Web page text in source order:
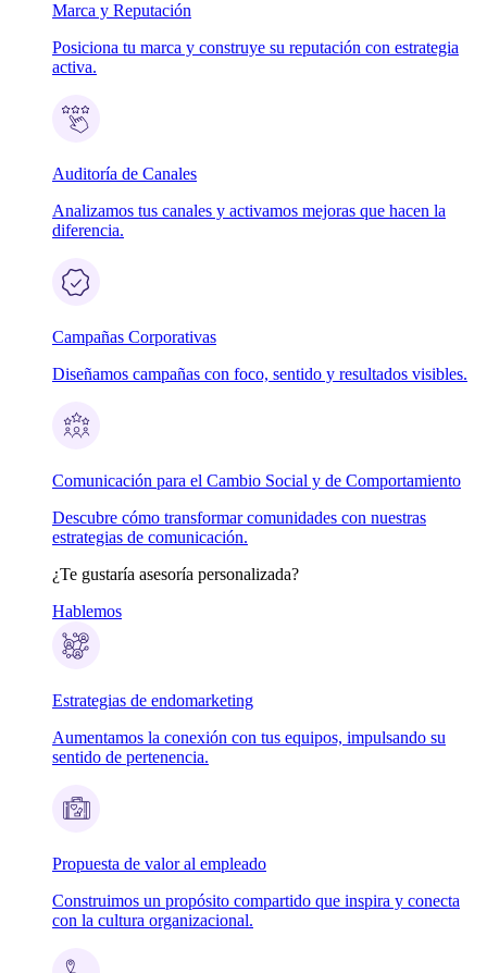
Marca y Reputación
Posiciona tu marca y construye su reputación con estrategia
activa.
Auditoría de Canales
Analizamos tus canales y activamos mejoras que hacen la
diferencia.
Campañas Corporativas
Diseñamos campañas con foco, sentido y resultados visibles.
Comunicación para el Cambio Social y de Comportamiento
Descubre cómo transformar comunidades con nuestras
estrategias de comunicación.
¿Te gustaría asesoría personalizada?
Hablemos
Estrategias de endomarketing
Aumentamos la conexión con tus equipos, impulsando su
sentido de pertenencia.
Propuesta de valor al empleado
Construimos un propósito compartido que inspira y conecta
con la cultura organizacional.